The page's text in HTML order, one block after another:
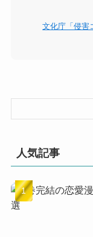
文化庁「侵害
人気記事